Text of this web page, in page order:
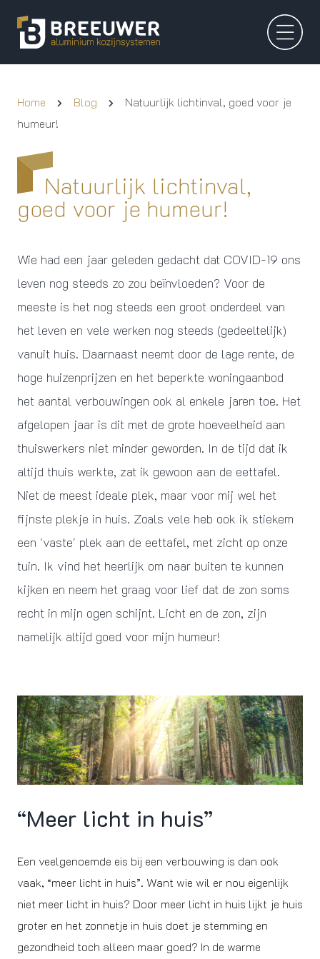
Home Blog
Natuurlijk lichtinval, goed voor je
humeur!
Natuurlijk lichtinval,
goed voor je humeur!
Wie had een jaar geleden gedacht dat COVID-19 ons
leven nog steeds zo zou beïnvloeden? Voor de
meeste is het nog steeds een groot onderdeel van
het leven en vele werken nog steeds (gedeeltelijk)
vanuit huis. Daarnaast neemt door de lage rente, de
hoge huizenprijzen en het beperkte woningaanbod
het aantal verbouwingen ook al enkele jaren toe. Het
afgelopen jaar is dit met de grote hoeveelheid aan
thuiswerkers niet minder geworden. In de tijd dat ik
altijd thuis werkte, zat ik gewoon aan de eettafel.
Niet de meest ideale plek, maar voor mij wel het
fijnste plekje in huis. Zoals vele heb ook ik stiekem
een 'vaste' plek aan de eettafel, met zicht op onze
tuin. Ik vind het heerlijk om naar buiten te kunnen
kijken en neem het graag voor lief dat de zon soms
recht in mijn ogen schijnt. Licht en de zon, zijn
namelijk altijd goed voor mijn humeur!
“Meer licht in huis”
Een veelgenoemde eis bij een verbouwing is dan ook
vaak, “meer licht in huis”. Want wie wil er nou eigenlijk
niet meer licht in huis? Door meer licht in huis lijkt je huis
groter en het zonnetje in huis doet je stemming en
gezondheid toch alleen maar goed? In de warme